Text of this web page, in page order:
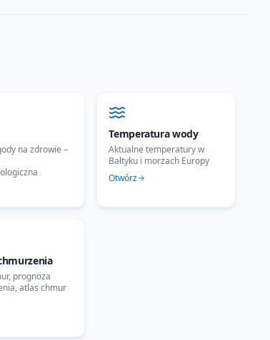
na zdrowie –
Temperatura wody
Aktualne temperatury w
Bałtyku i morzach Europy
Otwórz
prognoza
atlas chmur